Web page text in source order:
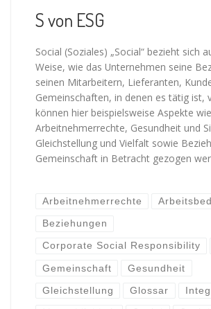
S von ESG
Social (Soziales) „Social“ bezieht sich
Weise, wie das Unternehmen seine
seinen Mitarbeitern, Lieferanten,
Gemeinschaften, in denen es tätig ist,
können hier beispielsweise Aspekte wie
Arbeitnehmerrechte, Gesundheit und
Gleichstellung und Vielfalt sowie
Gemeinschaft in Betracht gezogen
Arbeitnehmerrechte
Beziehungen
Corporate Social Responsibility
Gemeinschaft Gesundheit
Gleichstellung Glossar